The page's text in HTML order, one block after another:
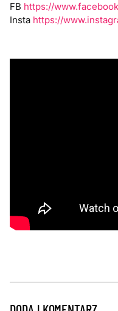
FB https://
Insta https://